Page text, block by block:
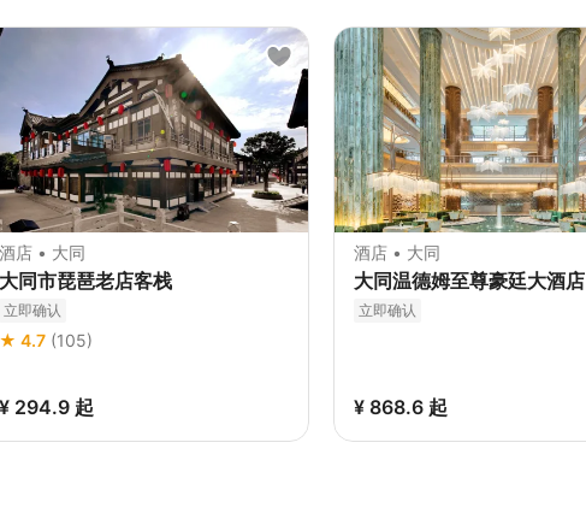
酒店 • 大同
大同市琵琶老店客栈
立即确认
★ 4.7 (105)
¥ 294.9 起
酒店 • 大同
大同温德姆至尊豪廷大酒店
立即确认
¥ 868.6 起